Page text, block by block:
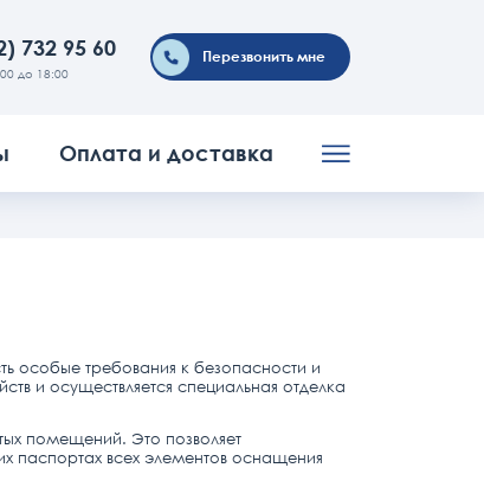
732 95 60
до 18:00
Перезвонить мне
Оплата и доставка
особые требования к безопасности и
и осуществляется специальная отделка
помещений. Это позволяет
паспортах всех элементов оснащения